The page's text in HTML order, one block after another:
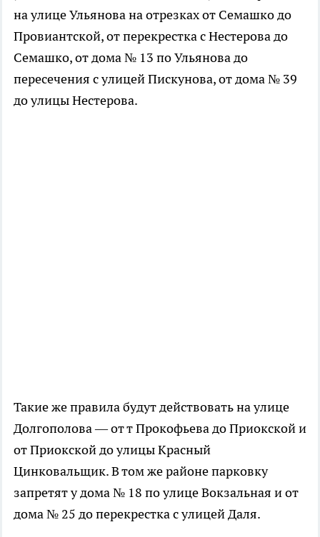
на улице Ульянова на отрезках от Семашко до
Провиантской, от перекрестка с Нестерова до
Семашко, от дома № 13 по Ульянова до
пересечения с улицей Пискунова, от дома № 39
до улицы Нестерова.
Такие же правила будут действовать на улице
Долгополова — от т Прокофьева до Приокской и
от Приокской до улицы Красный
Цинковальщик. В том же районе парковку
запретят у дома № 18 по улице Вокзальная и от
дома № 25 до перекрестка с улицей Даля.